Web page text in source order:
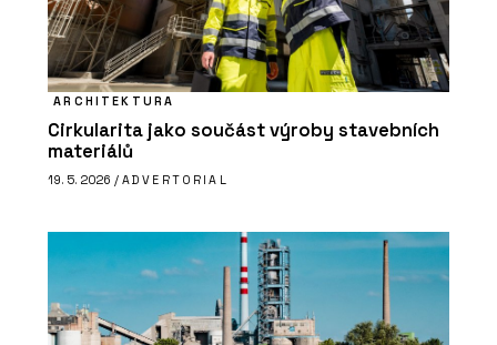
ARCHITEKTURA
Cirkularita jako součást výroby stavebních
materiálů
19. 5. 2026 / ADVERTORIAL